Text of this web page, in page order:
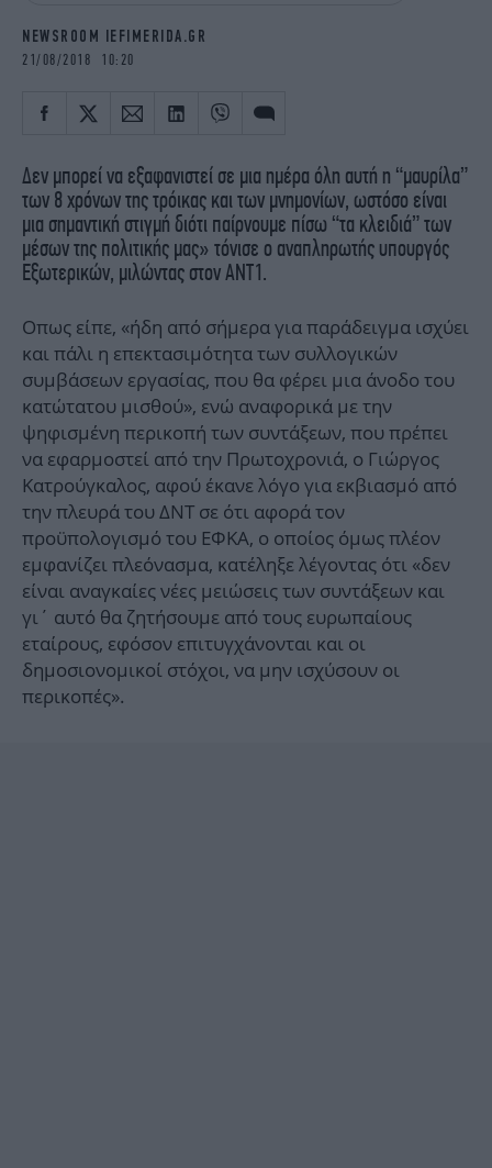
OSCARS
NEWSROOM IEFIMERIDA.GR
21/08/2018 10:20
Δεν μπορεί να εξαφανιστεί σε μια ημέρα όλη αυτή η “μαυρίλα”
των 8 χρόνων της τρόικας και των μνημονίων, ωστόσο είναι
μια σημαντική στιγμή διότι παίρνουμε πίσω “τα κλειδιά” των
μέσων της πολιτικής μας» τόνισε ο αναπληρωτής υπουργός
Εξωτερικών, μιλώντας στον ΑΝΤ1.
Οπως είπε, «ήδη από σήμερα για παράδειγμα ισχύει
και πάλι η επεκτασιμότητα των συλλογικών
συμβάσεων εργασίας, που θα φέρει μια άνοδο του
κατώτατου μισθού», ενώ αναφορικά με την
ψηφισμένη περικοπή των συντάξεων, που πρέπει
να εφαρμοστεί από την Πρωτοχρονιά, ο Γιώργος
Κατρούγκαλος, αφού έκανε λόγο για εκβιασμό από
την πλευρά του ΔΝΤ σε ότι αφορά τον
προϋπολογισμό του ΕΦΚΑ, ο οποίος όμως πλέον
εμφανίζει πλεόνασμα, κατέληξε λέγοντας ότι «δεν
είναι αναγκαίες νέες μειώσεις των συντάξεων και
γι΄ αυτό θα ζητήσουμε από τους ευρωπαίους
εταίρους, εφόσον επιτυγχάνονται και οι
δημοσιονομικοί στόχοι, να μην ισχύσουν οι
περικοπές».